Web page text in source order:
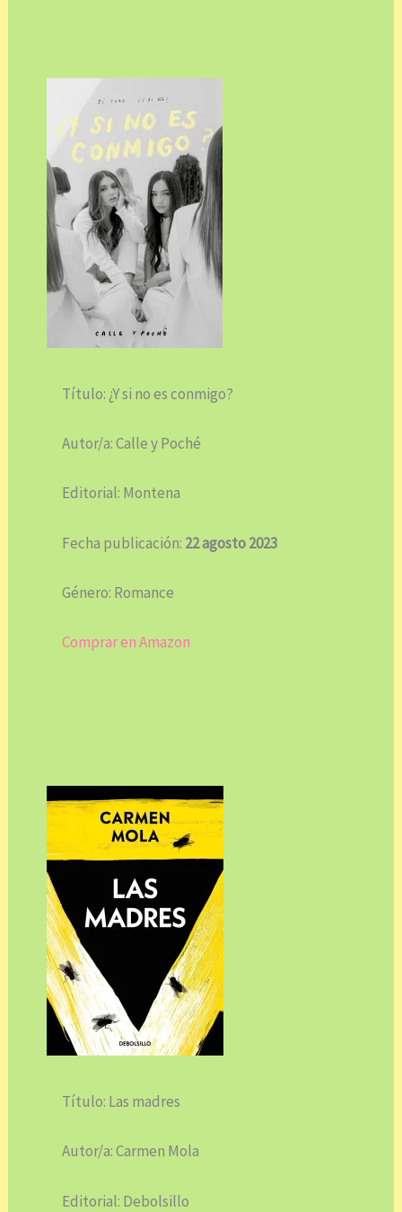
Título: ¿Y si no es conmigo?
Autor/a: Calle y Poché
Editorial: Montena
Fecha publicación: 22 agosto 2023
Género: Romance
Comprar en Amazon
Título: Las madres
Autor/a: Carmen Mola
Editorial: Debolsillo